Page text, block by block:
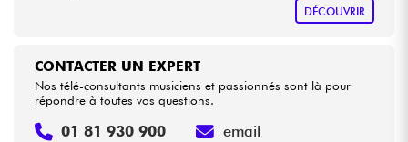
LYON
•
DÉCOUVRIR
CONTACTER UN EXPERT
Nos télé-consultants musiciens et passionnés sont là pour
répondre à toutes vos questions.
01 81 930 900 email